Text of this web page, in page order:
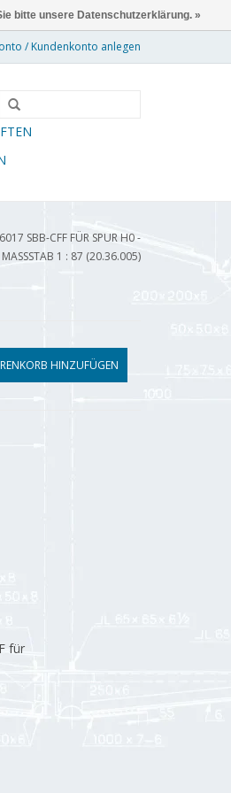
/ Kundenkonto anlegen
SBB-CFF FÜR SPUR H0 -
1 : 87 (20.36.005)
HINZUFÜGEN
für
bitte unsere Datenschutzerklärung. »